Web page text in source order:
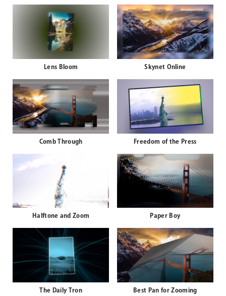
Lens Bloom Skynet Online
Comb Through Freedom of the Press
Halftone and Zoom Paper Boy
The Daily Tron Best Pan for Zooming